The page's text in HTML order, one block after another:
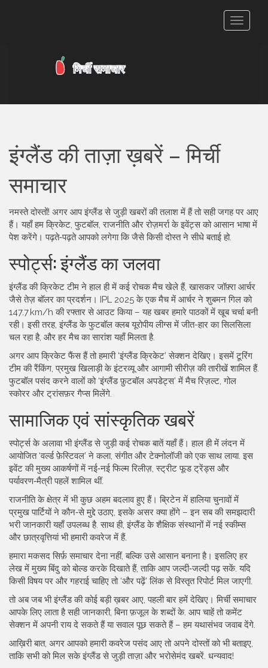
टॉगल
इंग्लैंड की ताज़ा ख़बरें – मिर्ची
समाचार
नमस्ते दोस्तों! अगर आप इंग्लैंड से जुड़ी खबरों की तलाश में हैं तो सही जगह पर आए
हैं। यहाँ हम क्रिकेट, फुटबॉल, राजनीति और रोज़मर्रा के इवेंट्स को आसान भाषा में
पेश करेंगे। पढ़ते‑पढ़ते आपको लगेगा कि जैसे किसी दोस्त ने सीधे बताई हो.
स्पोर्ट्स: इंग्लैंड का जलवा
इंग्लैंड की क्रिकेट टीम ने हाल ही में कई रोचक मैच खेले हैं, खासकर जॉफ़्रा आर्चर
जैसे तेज़ बॉलर का प्रदर्शन। IPL 2025 के एक मैच में आर्चर ने शुबमन गिल को
147.7 km/h की रफ्तार से आउट किया – यह खबर हमारे पाठकों में खूब चर्चा बनी
रही। इसी तरह, इंग्लैंड के फुटबॉल क्लब यूरोपीय लीग्स में जीत-हार का सिलसिला
चल रहा है, और हर मैच का सारांश यहाँ मिलता है.
अगर आप क्रिकेट फैंस हैं तो हमारी ‘इंग्लैंड क्रिकेट’ सेक्शन देखिए। इसमें टूरिंग
टीम की रैंकिंग, प्रमुख खिलाड़ी के इंटरव्यू और आगामी सीरीज़ की तारीखें शामिल हैं.
फुटबॉल पसंद करने वालों को ‘इंग्लैंड फ़ुटबॉल अपडेट्स’ में मैच रिज़ल्ट, गोल
स्कोरर और ट्रांसफ़र गैप्स मिलेंगे.
सामाजिक एवं सांस्कृतिक खबरें
स्पोर्ट्स के अलावा भी इंग्लैंड से जुड़ी कई रोचक बातें यहाँ हैं। हाल ही में लंदन में
आयोजित ‘वर्ल्ड फ़ेस्टिवल’ ने कला, संगीत और टेक्नोलॉजी को एक साथ लाया. इस
इवेंट की मुख्य आकर्षणों में नई‑नई फिल्म रिलीज़, स्ट्रीट फूड ट्रेंड्स और
पर्यावरण‑मैत्री पहलें शामिल थीं.
राजनीति के क्षेत्र में भी कुछ अहम बदलाव हुए हैं। ब्रिटेन में हालिया चुनावों में
प्रमुख पार्टियों ने कौन‑से मुद्दे उठाए, इसके असर क्या होंगे – इन सब की समझदारी
भरी जानकारी यहाँ उपलब्ध है. साथ ही, इंग्लैंड के शैक्षिक संस्थानों में नई स्कीम्स
और छात्रवृत्तियां भी हमारी कवरेज में हैं.
हमारा मकसद सिर्फ़ समाचार देना नहीं, बल्कि उसे आसान बनाना है। इसलिए हर
लेख में मुख्य बिंदु को बोल्ड करके दिखाते हैं, ताकि आप जल्दी‑जल्दी पढ़ सकें. यदि
किसी विषय पर और गहराई चाहिए तो ‘और पढ़ें’ लिंक से विस्तृत रिपोर्ट मिल जाएगी.
तो अब जब भी इंग्लैंड की कोई बड़ी ख़बर आए, पहली बार हमें देखिए। मिर्ची समाचार
आपके लिए लाता है सही जानकारी, बिना फ़जूल के शब्दों के. आप चाहें तो कमेंट
सेक्शन में अपनी राय दे सकते हैं या सवाल पूछ सकते हैं – हम यथासंभव जवाब देंगे.
आख़िरी बात, अगर आपको हमारी कवरेज पसंद आए तो अपने दोस्तों को भी बताइए,
ताकि सभी को मिल सके इंग्लैंड से जुड़ी ताज़ा और भरोसेमंद खबरें. धन्यवाद!